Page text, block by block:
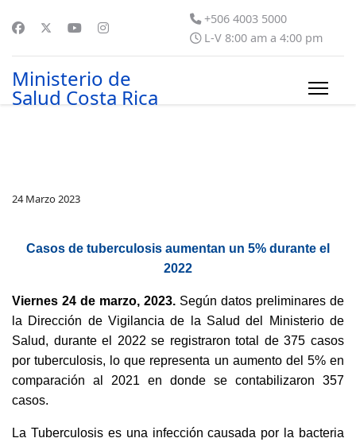
+506 4003 5000
L-V 8:00 am a 4:00 pm
Ministerio de
Salud Costa Rica
24 Marzo 2023
Casos de tuberculosis aumentan un 5% durante el
2022
Viernes 24 de marzo, 2023. Según datos preliminares de
la Dirección de Vigilancia de la Salud del Ministerio de
Salud, durante el 2022 se registraron total de 375 casos
por tuberculosis, lo que representa un aumento del 5% en
comparación al 2021 en donde se contabilizaron 357
casos.
La Tuberculosis es una infección causada por la bacteria